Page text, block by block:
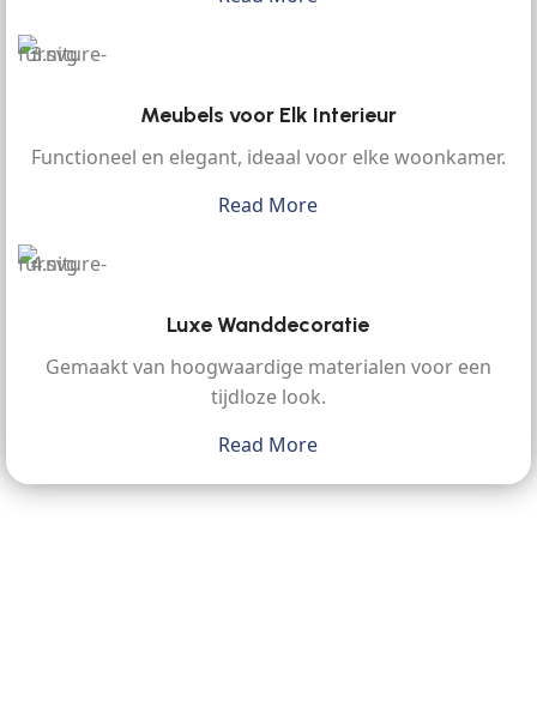
Meubels voor Elk Interieur
Functioneel en elegant, ideaal voor elke woonkamer.
Read More
Luxe Wanddecoratie
Gemaakt van hoogwaardige materialen voor een
tijdloze look.
Read More